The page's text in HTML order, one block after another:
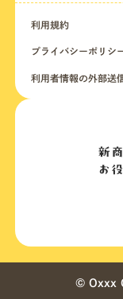
利用規約
プライバシーポリシ
利用者情報の外部送
新
お
© Oxxx